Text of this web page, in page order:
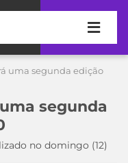
uma segunda edição
segunda
no domingo (12)